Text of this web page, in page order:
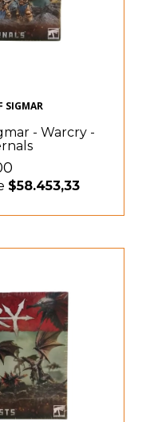
SIGMAR
- Warcry -
$58.453,33